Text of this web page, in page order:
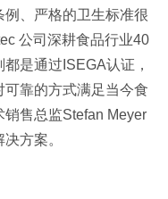
、严格的卫生标准很
公司深耕食品行业40
是通过ISEGA认证，
靠的方式满足当今食
售总监Stefan Meyer
方案。